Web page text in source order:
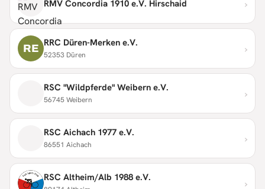
RMV Concordia 1910 e.V. Hirschaid ›
RE RRC Düren-Merken e.V.
52353 Düren ›
RSC "Wildpferde" Weibern e.V.
56745 Weibern ›
RSC Aichach 1977 e.V.
86551 Aichach ›
RSC Altheim/Alb 1988 e.V. ›